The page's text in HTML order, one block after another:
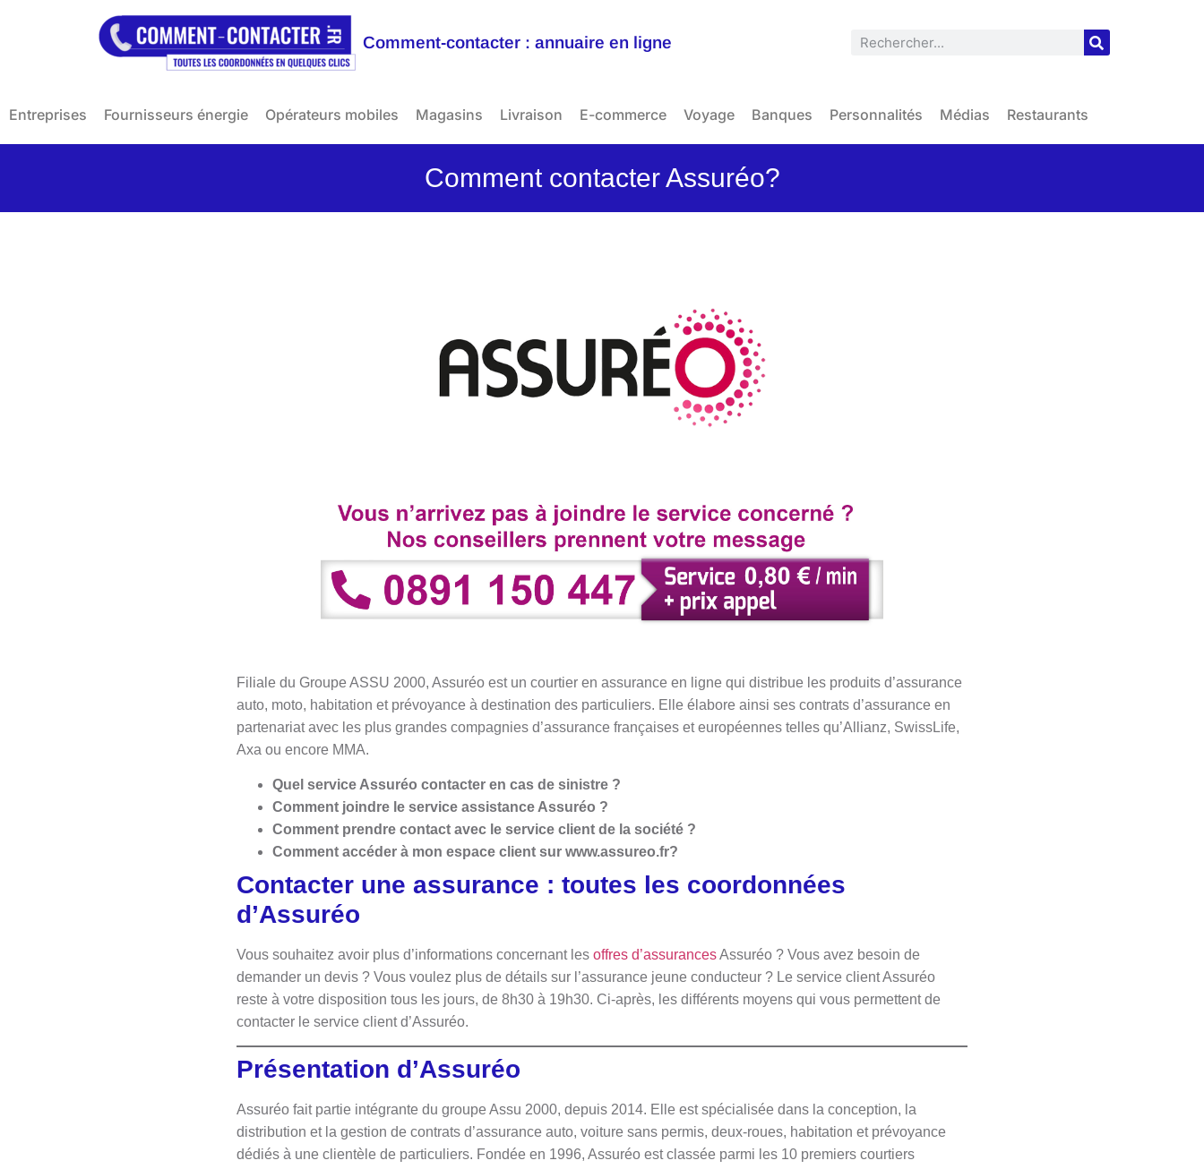
Comment-contacter : annuaire en ligne
Entreprises Fournisseurs énergie Opérateurs mobiles Magasins Livraison E-commerce Voyage Banques Personnalités Médias Restaurants
Comment contacter Assuréo?
Filiale du Groupe ASSU 2000, Assuréo est un courtier en assurance en ligne qui distribue les produits d’assurance
auto, moto, habitation et prévoyance à destination des particuliers. Elle élabore ainsi ses contrats d’assurance en
partenariat avec les plus grandes compagnies d’assurance françaises et européennes telles qu’Allianz, SwissLife,
Axa ou encore MMA.
Quel service Assuréo contacter en cas de sinistre ?
Comment joindre le service assistance Assuréo ?
Comment prendre contact avec le service client de la société ?
Comment accéder à mon espace client sur www.assureo.fr?
Contacter une assurance : toutes les coordonnées
d’Assuréo
Vous souhaitez avoir plus d’informations concernant les offres d’assurancesAssuréo ? Vous avez besoin de
demander un devis ? Vous voulez plus de détails sur l’assurance jeune conducteur ? Le service client Assuréo
reste à votre disposition tous les jours, de 8h30 à 19h30. Ci-après, les différents moyens qui vous permettent de
contacter le service client d’Assuréo.
Présentation d’Assuréo
Assuréo fait partie intégrante du groupe Assu 2000, depuis 2014. Elle est spécialisée dans la conception, la
distribution et la gestion de contrats d’assurance auto, voiture sans permis, deux-roues, habitation et prévoyance
dédiés à une clientèle de particuliers. Fondée en 1996, Assuréo est classée parmi les 10 premiers courtiers